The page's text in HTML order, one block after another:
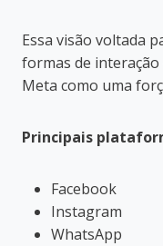
Essa visão voltada
formas de
Meta como uma
Principais
Facebook
Instagram
WhatsApp